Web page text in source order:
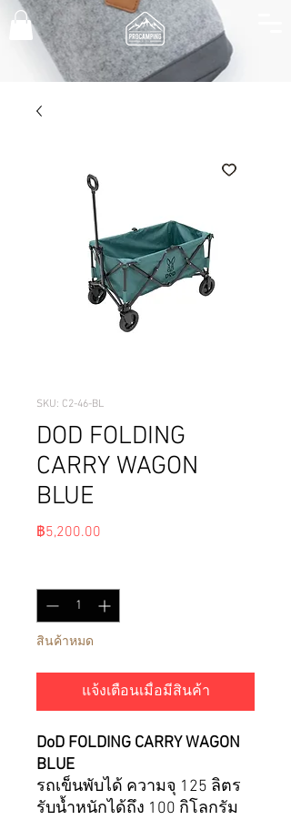
SKU: C2-46-BL
DOD FOLDING
CARRY WAGON
BLUE
฿5,200.00
สินค้าหมด
แจ้งเตือนเมื่อมีสินค้า
DoD FOLDING CARRY WAGON
BLUE
รถเข็นพับได้ ความจุ 125 ลิตร
รับน้ำหนักได้ถึง 100 กิโลกรัม